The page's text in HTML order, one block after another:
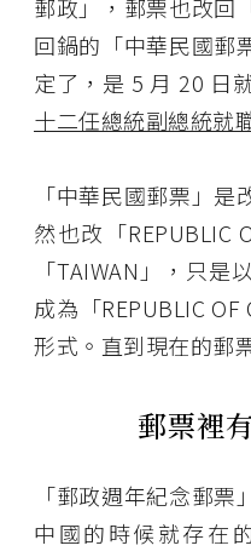
郵政」，郵票也改回
回鍋的「中華民國郵
定了，是 5 月 20 日
十二任總統副總統就
「中華民國郵票」
然也改「REPUBLIC
「TAIWAN」，只是
成為「REPUBLIC
形式。直到現在的郵
郵票裡
「郵政週年紀念郵
中國的時候就存在